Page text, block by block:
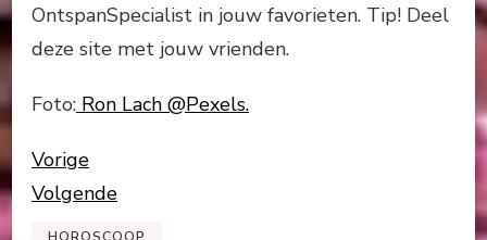
OntspanSpecialist in jouw favorieten. Tip! Deel
deze site met jouw vrienden.
Foto: Ron Lach @Pexels.
Vorige
Volgende